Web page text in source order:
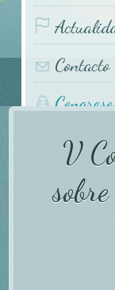
Contacto
V